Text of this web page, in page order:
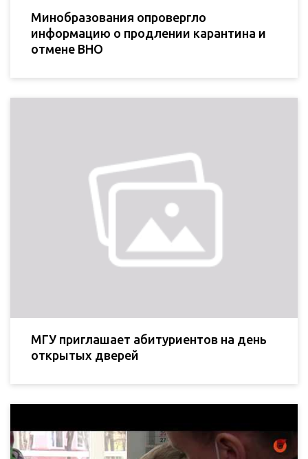
Минобразования опровергло
информацию о продлении карантина и
отмене ВНО
МГУ приглашает абитуриентов на день
открытых дверей